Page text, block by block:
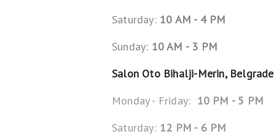
Saturday: 10 AM - 4 PM
Sunday: 10 AM - 3 PM
Salon Oto Bihalji-Merin, Belgrade
Monday - Friday: 10 PM - 5 PM
Saturday: 12 PM - 6 PM